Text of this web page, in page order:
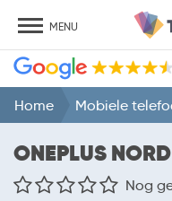
MENU
Home Mobiele
ONEPLUS
Nog